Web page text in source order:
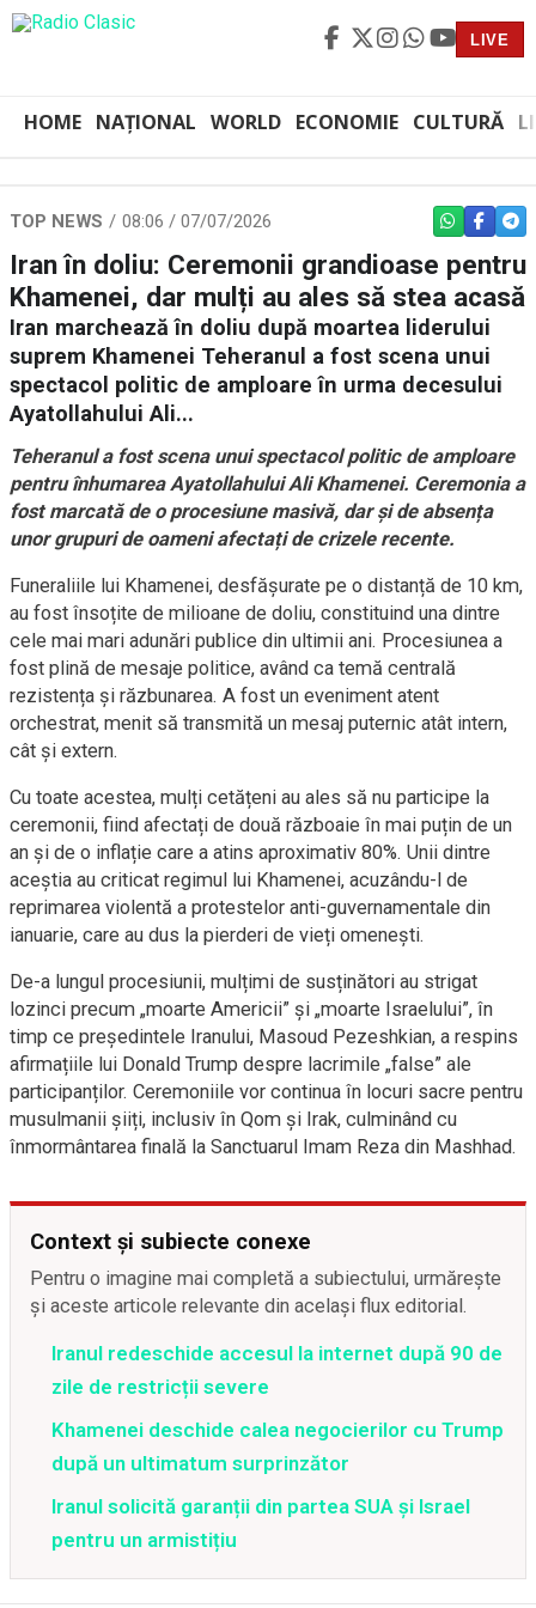
LIVE
HOME NAȚIONAL WORLD ECONOMIE CULTURĂ
TOP NEWS 08:06 / 07/07/2026 WHATSAPP
Iran în doliu: Ceremonii grandioase pentru
Khamenei, dar mulți au ales să stea acasă
Iran marchează în doliu după moartea liderului
suprem Khamenei Teheranul a fost scena unui
spectacol politic de amploare în urma decesului
Ayatollahului Ali...
Teheranul a fost scena unui spectacol politic de amploare
pentru înhumareaAyatollahului Ali Khamenei. Ceremonia a
fost marcată de o procesiune masivă, dar și de absența
unor grupuri de oameni afectați de crizele recente.
Funeraliile lui Khamenei, desfășurate pe o distanță de 10 km,
au fost însoțite de milioane de doliu, constituind una dintre
cele mai mari adunări publice din ultimii ani. Procesiunea a
fost plină de mesaje politice, având ca temă centrală
rezistența și răzbunarea. A fost un eveniment atent
orchestrat, menit să transmită un mesaj puternic atât intern,
cât și extern.
Cu toate acestea, mulți cetățeni au ales să nu participe la
ceremonii, fiind afectați de două războaie în mai puțin de un
an și de o inflație care a atins aproximativ 80%. Unii dintre
aceștia au criticat regimul lui Khamenei, acuzându-l de
reprimarea violentă a protestelor anti-guvernamentale din
ianuarie, care au dus la pierderi de vieți omenești.
De-a lungul procesiunii, mulțimi de susținători au strigat
lozinci precum „moarte Americii” și „moarte Israelului”, în
timp ce președintele Iranului, Masoud Pezeshkian, a respins
afirmațiile lui Donald Trump despre lacrimile „false” ale
participanților. Ceremoniile vor continua în locuri sacre pentru
musulmanii șiiți, inclusiv în Qom și Irak, culminând cu
înmormântarea finală la Sanctuarul Imam Reza din Mashhad.
Context și subiecte conexe
Pentru o imagine mai completă a subiectului, urmărește
și aceste articole relevante din același flux editorial.
Iranul redeschide accesul la internet după 90 de
zile de restricții severe
Khamenei deschide calea negocierilor cu Trump
după un ultimatum surprinzător
Iranul solicită garanții din partea SUA și Israel
pentru un armistițiu